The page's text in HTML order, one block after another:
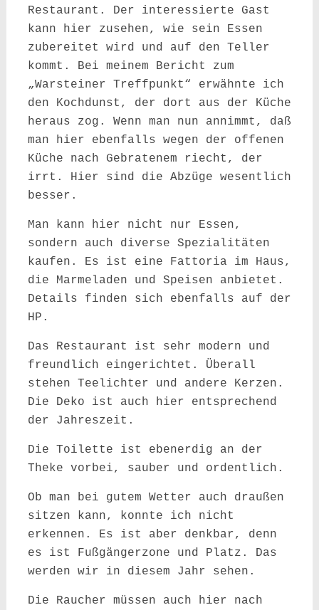
Restaurant. Der interessierte Gast
kann hier zusehen, wie sein Essen
zubereitet wird und auf den Teller
kommt. Bei meinem Bericht zum
„Warsteiner Treffpunkt“ erwähnte ich
den Kochdunst, der dort aus der Küche
heraus zog. Wenn man nun annimmt, daß
man hier ebenfalls wegen der offenen
Küche nach Gebratenem riecht, der
irrt. Hier sind die Abzüge wesentlich
besser.
Man kann hier nicht nur Essen,
sondern auch diverse Spezialitäten
kaufen. Es ist eine Fattoria im Haus,
die Marmeladen und Speisen anbietet.
Details finden sich ebenfalls auf der
HP.
Das Restaurant ist sehr modern und
freundlich eingerichtet. Überall
stehen Teelichter und andere Kerzen.
Die Deko ist auch hier entsprechend
der Jahreszeit.
Die Toilette ist ebenerdig an der
Theke vorbei, sauber und ordentlich.
Ob man bei gutem Wetter auch draußen
sitzen kann, konnte ich nicht
erkennen. Es ist aber denkbar, denn
es ist Fußgängerzone und Platz. Das
werden wir in diesem Jahr sehen.
Die Raucher müssen auch hier nach